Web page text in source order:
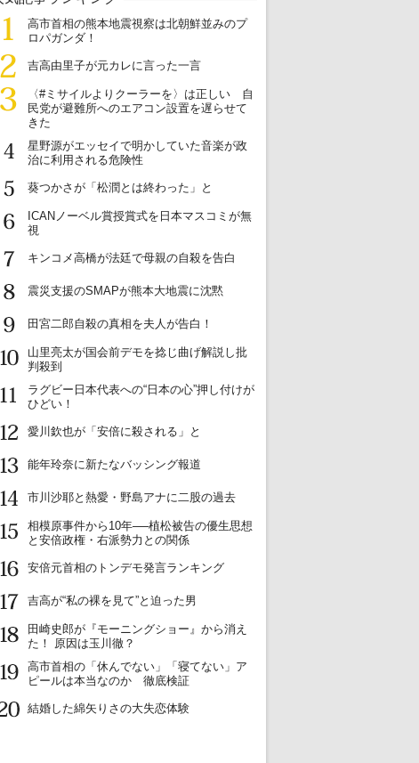
1
高市首相の熊本地震視察は北朝鮮並みのプ
ロパガンダ！
2
吉高由里子が元カレに言った一言
3
〈#ミサイルよりクーラーを〉は正しい 自
民党が避難所へのエアコン設置を遅らせて
きた
4
星野源がエッセイで明かしていた音楽が政
治に利用される危険性
5
葵つかさが「松潤とは終わった」と
6
ICANノーベル賞授賞式を日本マスコミが無
視
7
キンコメ高橋が法廷で母親の自殺を告白
8
震災支援のSMAPが熊本大地震に沈黙
9
田宮二郎自殺の真相を夫人が告白！
10
山里亮太が国会前デモを捻じ曲げ解説し批
判殺到
11
ラグビー日本代表への“日本の心”押し付けが
ひどい！
12
愛川欽也が「安倍に殺される」と
13
能年玲奈に新たなバッシング報道
14
市川沙耶と熱愛・野島アナに二股の過去
15
相模原事件から10年──植松被告の優生思想
と安倍政権・右派勢力との関係
16
安倍元首相のトンデモ発言ランキング
17
吉高が“私の裸を見て”と迫った男
18
田崎史郎が『モーニングショー』から消え
た！ 原因は玉川徹？
19
高市首相の「休んでない」「寝てない」ア
ピールは本当なのか 徹底検証
20
結婚した綿矢りさの大失恋体験